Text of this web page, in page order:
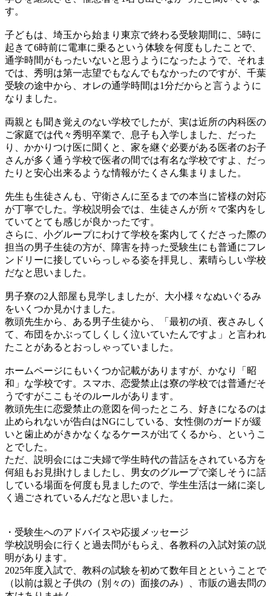
す。
子どもは、埼玉から始まり東京で終わる受験期間に、5時に
起きて6時前に電車に乗るという体験を何度もしたことで、
通学時間がもったいないと思うようになったようで、それま
では、秀明は第一志望でもなんでもなかったのですが、千葉
受験の途中から、オレの通学時間は1分だからと言うように
なりました。
両親とも聞き覚えのない学校でしたが、実は近所の内科医の
ご家庭では代々秀明卒業で、息子も入学しました、だった
り、かかりつけ医に聞くと、家を継ぐ必要がある医者のお子
さんが多く通う学校で医者の間では有名な学校ですよ、だっ
たりと安心出来るような情報がたくさん集まりました。
先生も生徒さんも、守衛さんに至るまでの本当に皆様の対応
が丁寧でした。学校説明会では、生徒さんが所々で案内をし
ていてとても感じが良かったです。
さらに、小グループにわけて学校を案内してくださった際の
担当の男子生徒の方が、障害を持った受験生にも普通にフレ
ンドリーに接していらっしゃる姿を拝見し、素晴らしい学校
だなと思いました。
男子寮の2人部屋も見学しましたが、大小様々なぬいぐるみ
をいくつか見かけました。
教頭先生から、ある男子生徒から、「最初の頃、夜さみしく
て、布団をかぶってしくしく泣いていたんですよ」と言われ
たことがあるとおっしゃっていました。
ホームページにもいくつか記載がありますが、かなり「昭
和」な学校です。スマホ、恋愛禁止は寮の学校では普通だそ
うですがここもそのルールがあります。
教頭先生に恋愛禁止の意図を伺ったところ、好きになるのは
止められないが告白はNGにしている、女性側のガードが緩
いと歯止めがきかなくなるケースが出てくるから、というこ
とでした。
ただ、説明会にはご夫婦で学生時代の昔話をされている方を
何組もお見掛けしましたし、男女のグループで楽しそうに話
している場面を何度も見ましたので、学生生活は一緒に楽し
く過ごされているんだなと思いました。
・受験生へのアドバイスや応援メッセージ
学校説明会に行くと過去問がもらえ、各教科の入試対策の説
明があります。
2025年度入試で、教科の試験を初めて数年目とということで
（以前は親と子供の（別々の）面接のみ）、市販の過去問の